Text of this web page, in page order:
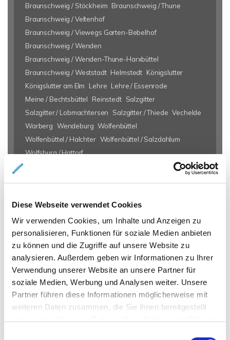
Diese Webseite verwendet Cookies
Wir verwenden Cookies, um Inhalte und Anzeigen zu
personalisieren, Funktionen für soziale Medien anbieten
zu können und die Zugriffe auf unsere Website zu
analysieren. Außerdem geben wir Informationen zu Ihrer
Verwendung unserer Website an unsere Partner für
soziale Medien, Werbung und Analysen weiter. Unsere
Partner führen diese Informationen möglicherweise mit
weiteren Daten zusammen, die Sie ihnen bereitgestellt
Braunschweig / Stöckheim Braunschweig / Thune
Braunschweig / Veltenhof
Braunschweig / Viewegs Garten-Bebelhof
Braunschweig / Wenden
Braunschweig / Wenden-Thune-Harxbüttel
Braunschweig / Weststadt Helmstedt Königslutter
Königslutter am Elm
Lehre Lehre / Essenrode
Meine / Bechtsbüttel
Reinstedt Salzgitter
Salzgitter / Lobmachtersen
Salzgitter / Thiede Vechelde
Warberg Wendeburg Wolfenbüttel
Wolfenbüttel / Halchter Wolfenbüttel / Salzdahlum
Wolfsburg / Hattorf
Braunschweig
Mietangebote Braunschweig
Braunschweig
Mietwohnung Braunschweig
Wohnungen
Braunschweig
Reihenhaus Braunschweig
Wohnung miete
Braunschweig
Wohnung suche Braunschweig
Wohnungssuche
Braunschweig
Wohnungsanzeigen Braunschweig
Wohnung
Braunschweig
Haus Braunschweig
Häuser Braunschweig
kaufen Braunschweig
mieten Braunschweig
Immobilie
Braunschweig
Immobilien Braunschweig
Hauskauf
Einfamilienhaus